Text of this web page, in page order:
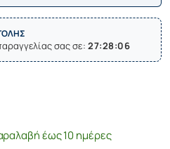
σας σε: 27:28:06
έως 10 ημέρες